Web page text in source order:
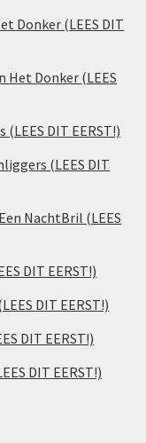
Donker (LEES DIT
Het Donker (LEES
DIT EERST!)
(LEES DIT
NachtBril (LEES
DIT EERST!)
DIT EERST!)
DIT EERST!)
DIT EERST!)